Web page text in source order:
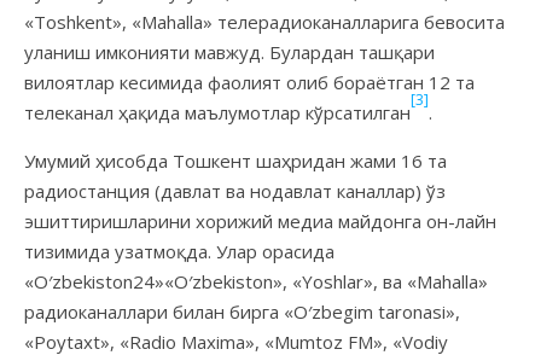
«Toshkent», «Mahalla» телерадиоканалларига бевосита
уланиш имконияти мавжуд. Булардан ташқари
вилоятлар кесимида фаолият олиб бораётган 12 та
телеканал ҳақида маълумотлар кўрсатилган
[3]
.
Умумий ҳисобда Тошкент шаҳридан жами 16 та
радиостанция (давлат ва нодавлат каналлар) ўз
эшиттиришларини хорижий медиа майдонга он-лайн
тизимида узатмоқда. Улар орасида
«O′zbekiston24»«O′zbekiston», «Yoshlar», ва «Mahalla»
радиоканаллари билан бирга «O′zbegim taronasi»,
«Poytaxt», «Radio Maxima», «Mumtoz FM», «Vodiy